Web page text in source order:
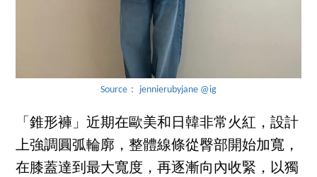
Source： jennierubyjane @ig
「錐形褲」近期在歐美和日韓非常火紅，設計
上強調圓弧輪廓，整體線條從臀部開始加寬，
在膝蓋達到最大寬度，再逐漸向內收緊，以獨